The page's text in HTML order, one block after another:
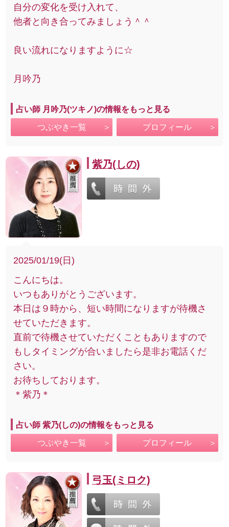
自分の変化を受け入れて、
他者と向き合ってみましょう＾＾
良い流れになりますように☆
月吟乃
占い師 月吟乃(ツキノ)の情報をもっと見る
つぶやき一覧 プロフィール
紫乃(しの)
2025/01/19(日)
こんにちは。
いつもありがとうございます。
本日は９時から、短い時間になりますが待機さ
せていただきます。
直前で待機させていただくこともありますので
もしタイミングが合いましたら是非お電話くだ
さい。
お待ちしております。
＊紫乃＊
占い師 紫乃(しの)の情報をもっと見る
つぶやき一覧 プロフィール
弓玉(ミロク)